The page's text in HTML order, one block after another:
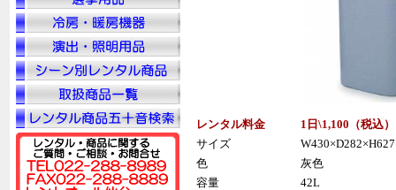
レンタル料金 1日\1,100（税込
サイズ
W430×D282×H627
色
灰色
容量
42L